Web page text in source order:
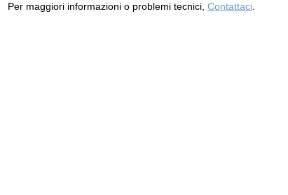
Per maggiori informazioni o problemi tecnici, Contattaci.